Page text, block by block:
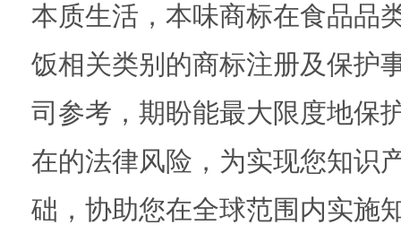
本质生活，本味商标在食品品
饭相关类别的商标注册及保护
司参考，期盼能最大限度地保
在的法律风险，为实现您知识
础，协助您在全球范围内实施